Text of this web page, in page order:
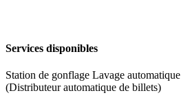
Services disponibles
Station de gonflage Lavage automatique
(Distributeur automatique de billets)